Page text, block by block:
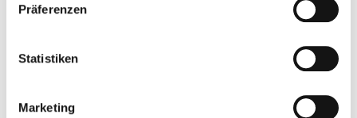
Präferenzen
Statistiken
Marketing